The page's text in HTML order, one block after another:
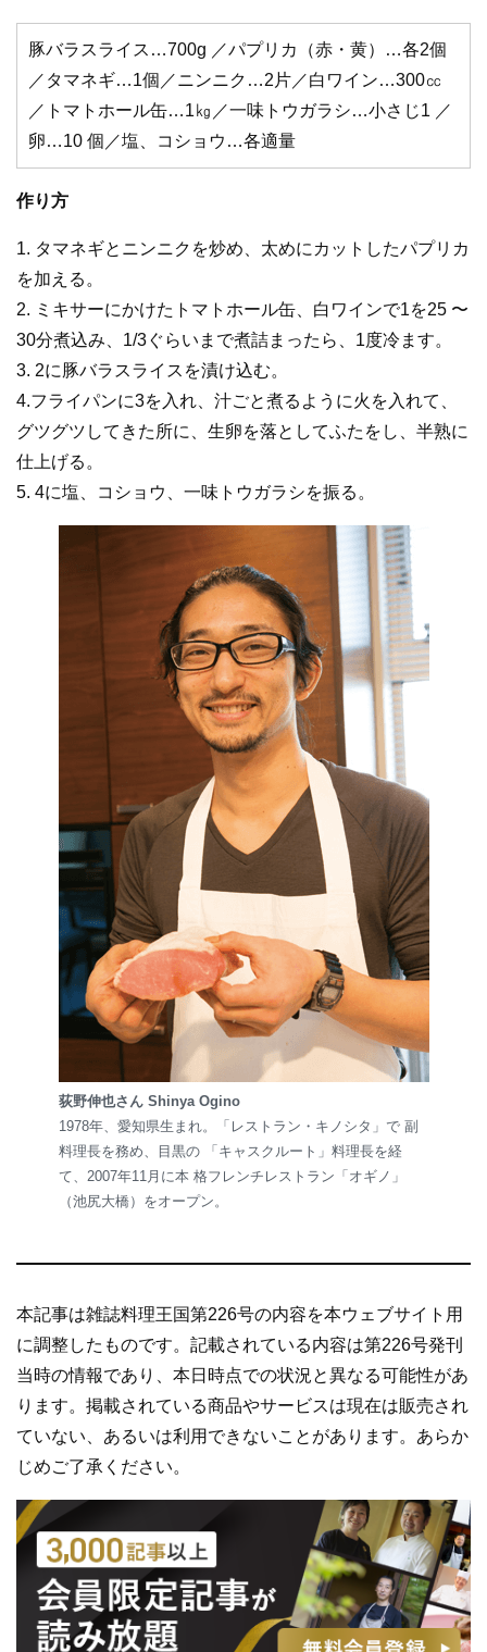
豚バラスライス…700g ／パプリカ（赤・黄）…各2個
／タマネギ…1個／ニンニク…2片／白ワイン…300㏄
／トマトホール缶…1㎏／一味トウガラシ…小さじ1 ／
卵…10 個／塩、コショウ…各適量
作り方
1. タマネギとニンニクを炒め、太めにカットしたパプリカ
を加える。
2. ミキサーにかけたトマトホール缶、白ワインで1を25 〜
30分煮込み、1/3ぐらいまで煮詰まったら、1度冷ます。
3. 2に豚バラスライスを漬け込む。
4.フライパンに3を入れ、汁ごと煮るように火を入れて、
グツグツしてきた所に、生卵を落としてふたをし、半熟に
仕上げる。
5. 4に塩、コショウ、一味トウガラシを振る。
荻野伸也さん Shinya Ogino
1978年、愛知県生まれ。「レストラン・キノシタ」で 副
料理長を務め、目黒の 「キャスクルート」料理長を経
て、2007年11月に本 格フレンチレストラン「オギノ」
（池尻大橋）をオープン。
本記事は雑誌料理王国第226号の内容を本ウェブサイト用
に調整したものです。記載されている内容は第226号発刊
当時の情報であり、本日時点での状況と異なる可能性があ
ります。掲載されている商品やサービスは現在は販売され
ていない、あるいは利用できないことがあります。あらか
じめご了承ください。